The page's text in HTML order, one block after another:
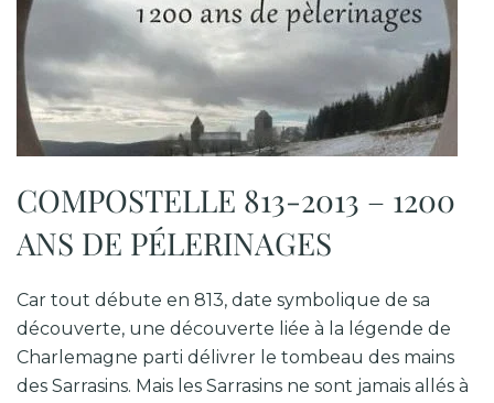
COMPOSTELLE 813-2013 – 1200
ANS DE PÉLERINAGES
Car tout débute en 813, date symbolique de sa
découverte, une découverte liée à la légende de
Charlemagne parti délivrer le tombeau des mains
des Sarrasins. Mais les Sarrasins ne sont jamais allés à